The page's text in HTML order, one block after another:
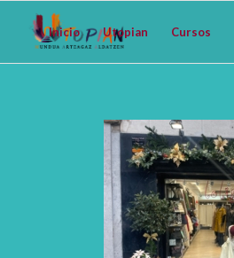
Inicio Utopian Cursos